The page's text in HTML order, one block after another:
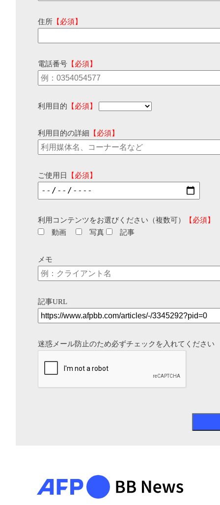
住所 【必須】
電話番号 【必須】
利用目的 【必須】
利用目的の詳細 【必須】
ご使用日 【必須】
利用コンテンツをお選びください（複数可）
【必須】
動画
写真 記事
メモ
記事URL
迷惑メール防止のため必ずチェックを入れてください